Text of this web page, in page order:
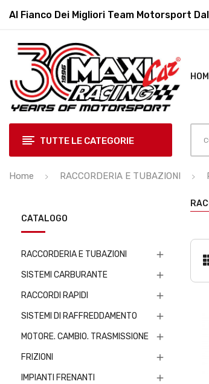
Al Fianco Dei Migliori Team Motorsport
TUTTE LE CATEGORIE
Home RACCORDERIA E TUBAZIONI
CATALOGO
RACCORDERIA E TUBAZIONI 
SISTEMI CARBURANTE 
RACCORDI RAPIDI 
SISTEMI DI RAFFREDDAMENTO 
MOTORE. CAMBIO. TRASMISSIONE 
FRIZIONI 
IMPIANTI FRENANTI 